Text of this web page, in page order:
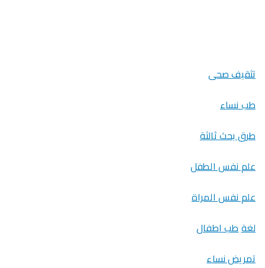
تثقيف صحى
طب نساء
طرق بحث ثالثة
علم نفس الطفل
علم نفس المراة
لغةطب اطفال
تمريض نساء